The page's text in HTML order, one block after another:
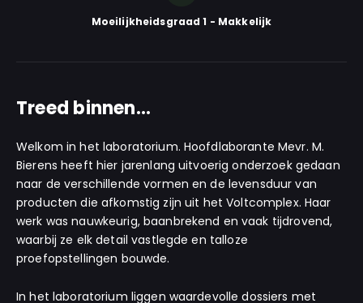
Moeilijkheidsgraad 1 - Makkelijk
Treed binnen…
Welkom in het laboratorium. Hoofdlaborante Mevr. M.
Bierens heeft hier jarenlang uitvoerig onderzoek gedaan
naar de verschillende vormen en de levensduur van
producten die afkomstig zijn uit het Voltcomplex. Haar
werk was nauwkeurig, baanbrekend en vaak tijdrovend,
waarbij ze elk detail vastlegde en talloze
proefopstellingen bouwde.
In het laboratorium liggen waardevolle dossiers met